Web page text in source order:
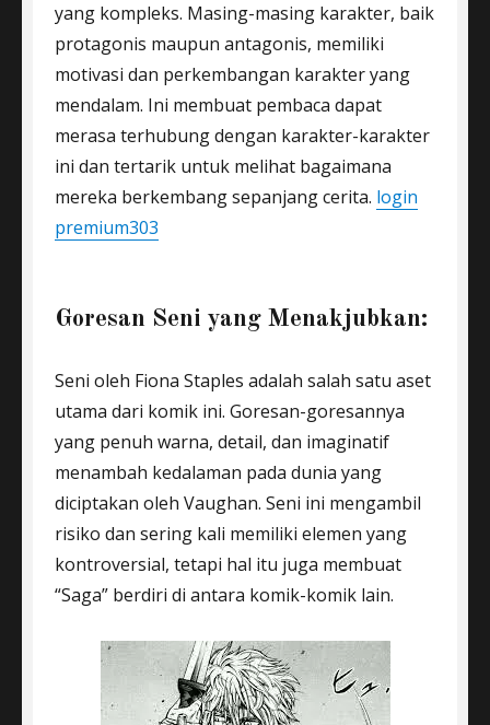
yang kompleks. Masing-masing karakter, baik
protagonis maupun antagonis, memiliki
motivasi dan perkembangan karakter yang
mendalam. Ini membuat pembaca dapat
merasa terhubung dengan karakter-karakter
ini dan tertarik untuk melihat bagaimana
mereka berkembang sepanjang cerita. login
premium303
Goresan Seni yang Menakjubkan:
Seni oleh Fiona Staples adalah salah satu aset
utama dari komik ini. Goresan-goresannya
yang penuh warna, detail, dan imaginatif
menambah kedalaman pada dunia yang
diciptakan oleh Vaughan. Seni ini mengambil
risiko dan sering kali memiliki elemen yang
kontroversial, tetapi hal itu juga membuat
“Saga” berdiri di antara komik-komik lain.